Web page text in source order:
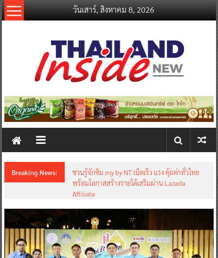
Skip
to
วันเสาร์, สิงหาคม 8, 2026
thailandinsidenew.com
Thailand
New
Breaking News:
ชวนรู้จักซิม my by NT เน็ตเร็ว แรง คุ้มค่าทั่วไทย
พร้อมโอกาสสร้างรายได้เสริมผ่าน Lazada
Affiliate